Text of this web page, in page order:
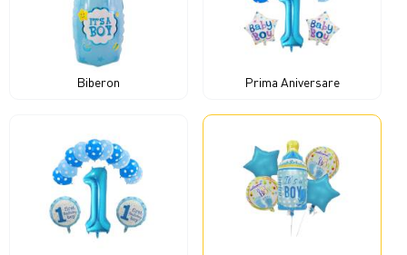
Biberon Prima Aniversare